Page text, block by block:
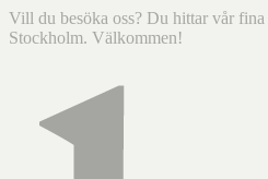
Vill du besöka oss? Du hittar vår
Stockholm. Välkommen!